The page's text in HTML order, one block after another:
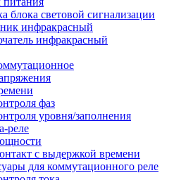
блока световой сигнализации
инфракрасный
инфракрасный
фаз
уровня/заполнения
реле
с выдержкой времени
для коммутационного реле